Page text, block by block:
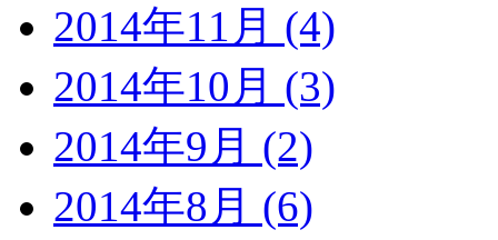
2014年11月 (4)
2014年10月 (3)
2014年9月 (2)
2014年8月 (6)